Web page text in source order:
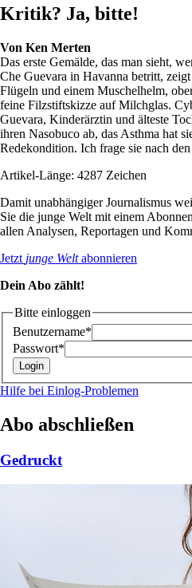
Kritik? Ja, bitte!
Von Ken Merten
Das erste Gemälde, das man sieht,
Che Guevara in Havanna betritt,
Flügeln und einem Muschelhelm,
feine Filzstiftskizze auf Milchglas.
Guevara, Kinderärztin und älteste
ihren Nasobuco ab, das Asthma hat
Redekondition. Ich frage sie nach
Artikel-Länge: 4287 Zeichen
Damit unabhängiger Journalismus
Sie die junge Welt mit einem
allen Analysen, Reportagen und
Jetzt junge Weltabonnieren
Dein Abo zählt!
Bitte einloggen
Benutzername*
Passwort*
Hilfe bei Einlog-Problemen
Abo abschließen
Gedruckt